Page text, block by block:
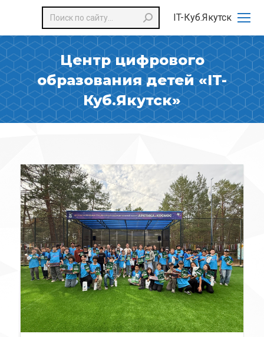
IT-Куб.Якутск
Поиск:
Центр цифрового
образования детей «IT-
Куб.Якутск»